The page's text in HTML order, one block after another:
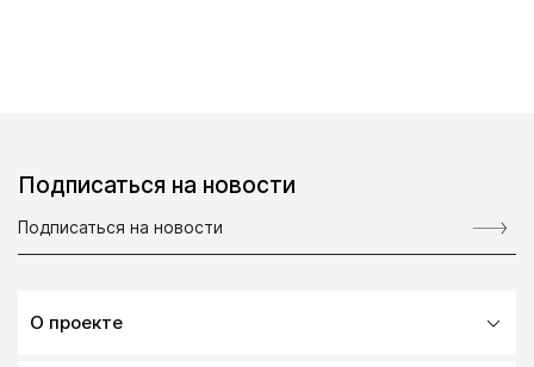
Подписаться на новости
О проекте